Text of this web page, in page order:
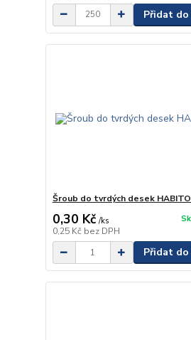
Přidat do
Šroub do tvrdých desek
0,30 Kč /ks
0,25 Kč bez DPH
Přidat do